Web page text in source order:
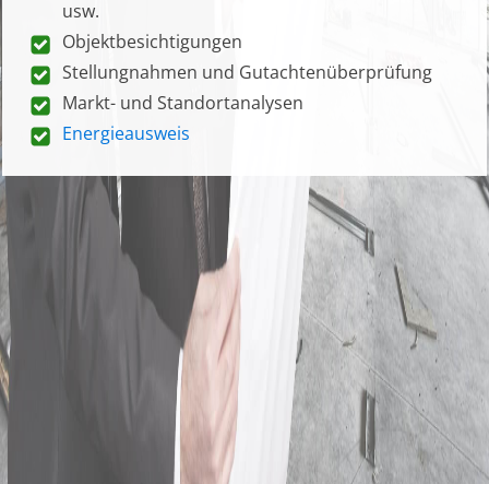
usw.
Objektbesichtigungen
Stellungnahmen und Gutachtenüberprüfung
Markt- und Standortanalysen
Energieausweis